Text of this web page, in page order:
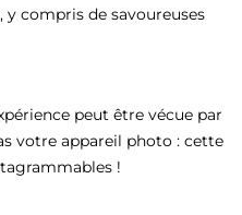
compris de savoureuses
peut être vécue par
votre appareil photo : cette
!